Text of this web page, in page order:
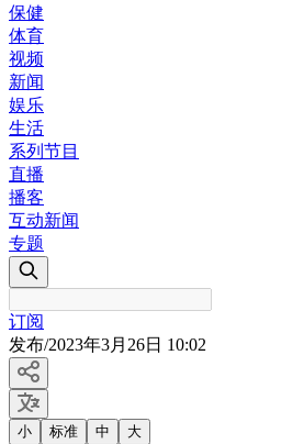
保健
体育
视频
新闻
娱乐
生活
系列节目
直播
播客
互动新闻
专题
订阅
发布/2023年3月26日 10:02
小 标准 中 大